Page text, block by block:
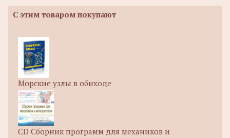
С этим товаром покупают
Морские узлы в обиходе
CD Сборник программ для механиков и